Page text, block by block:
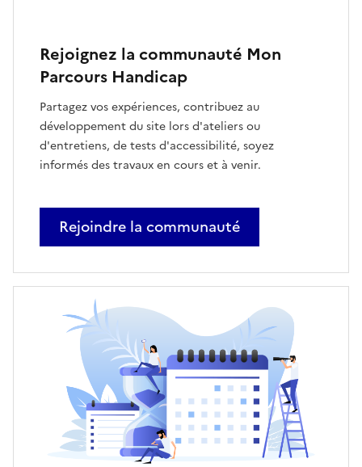
Rejoignez la communauté Mon
Parcours Handicap
Partagez vos expériences, contribuez au
développement du site lors d'ateliers ou
d'entretiens, de tests d'accessibilité, soyez
informés des travaux en cours et à venir.
Rejoindre la communauté